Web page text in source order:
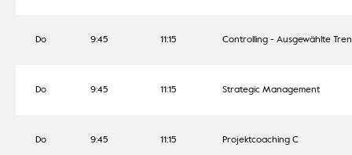
Do 9:45 11:15 Controlling - Ausgewählte
Do 9:45 11:15 Strategic Management
Do 9:45 11:15 Projektcoaching C